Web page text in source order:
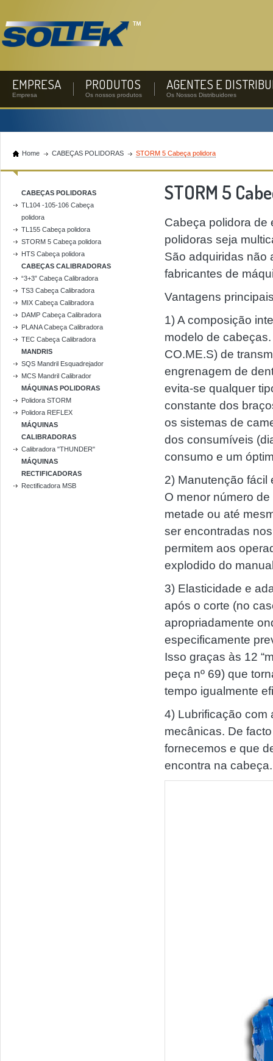
EMPRESA
Empresa
PRODUTOS
Os nossos produtos
AGENTES E
Os Nossos Distribuidores
Home CABEÇAS POLIDORAS STORM 5 Cabeça polidora
CABEÇAS POLIDORAS
TL104 -105-106 Cabeça
polidora
TL155 Cabeça polidora
STORM 5 Cabeça polidora
HTS Cabeça polidora
CABEÇAS CALIBRADORAS
“3+3” Cabeça Calibradora
TS3 Cabeça Calibradora
MIX Cabeça Calibradora
DAMP Cabeça Calibradora
PLANA Cabeça Calibradora
TEC Cabeça Calibradora
MANDRIS
SQS Mandril Esquadrejador
MCS Mandril Calibrador
MÁQUINAS POLIDORAS
Polidora STORM
Polidora REFLEX
MÁQUINAS
CALIBRADORAS
Calibradora "THUNDER"
MÁQUINAS
RECTIFICADORAS
Rectificadora MSB
STORM 5
Cabeça polidora de
polidoras seja
São adquiridas não
fabricantes de
Vantagens
1) A composição
modelo de
CO.ME.S) de
engrenagem de
evita-se qualquer
constante dos
os sistemas de
dos consumíveis
consumo e um
2) Manutenção fácil
O menor número
metade ou até
ser encontradas
permitem aos
explodido do
3) Elasticidade e
após o corte (no
apropriadamente
especificamente
Isso graças às 12
peça nº 69) que
tempo igualmente
4) Lubrificação com
mecânicas. De
fornecemos e que
encontra na cabeça.